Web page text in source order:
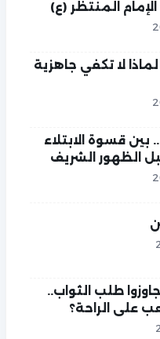
المنتظر (ع)
لا تكفي جاهزية
بين قسوة الابتلاء
الظهور الشريف
طلب الثواب..
على الراحة؟